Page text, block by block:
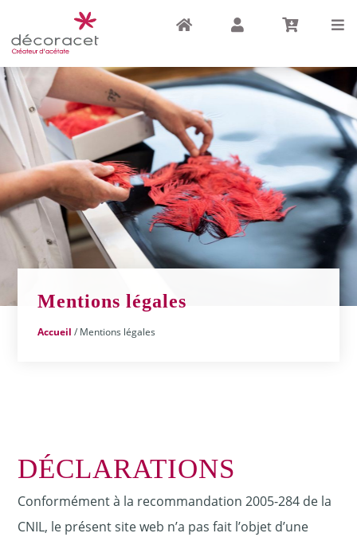
Mentions légales
Accueil / Mentions légales
DÉCLARATIONS
Conformément à la recommandation 2005-284 de la
CNIL, le présent site web n’a pas fait l’objet d’une